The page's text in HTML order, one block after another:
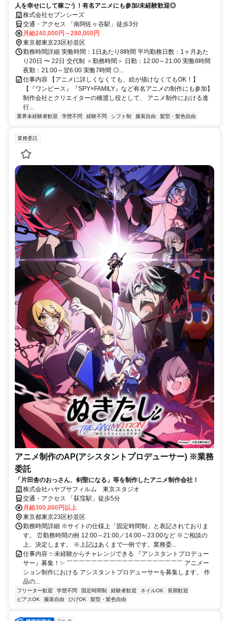
人を幸せにして稼ごう！有名アニメにも参加/未経験歓迎◎
株式会社セブンシーズ
交通・アクセス 「南阿佐ヶ谷駅」徒歩3分
月給240,000円～280,000円
東京都東京23区杉並区
勤務時間詳細 実働時間：1日あたり8時間 平均勤務日数：1ヶ月あた
り20日 〜 22日 交代制 ＜勤務時間＞ 日勤：12:00～21:00 実働8時間
夜勤：21:00～翌6:00 実働7時間 ◎...
仕事内容 【アニメに詳しくなくても、絵が描けなくてもOK！】
【『ワンピース』『SPY×FAMILY』など有名アニメの制作にも参加】
制作会社とクリエイターの橋渡し役として、 アニメ制作における進
行...
業界未経験者歓迎 学歴不問 経験不問 シフト制 服装自由 髪型・髪色自由
業務委託
アニメ制作のAP(アシスタントプロデューサー) ※業務
委託
「片田舎のおっさん、剣聖になる」等を制作したアニメ制作会社！
株式会社ハヤブサフィルム 東京スタジオ
交通・アクセス 「荻窪駅」徒歩5分
月給300,000円以上
東京都東京23区杉並区
勤務時間詳細 ※サイトの仕様上「固定時間制」と表記されておりま
す。 ⏰勤務時間の例 12:00～21:00／14:00～23:00など ※ご相談の
上、決定します。 ※上記はあくまで一例です。業務委...
仕事内容 ✨未経験からチャレンジできる 『アシスタントプロデュー
サー』募集！✨ ￣￣￣￣￣￣￣￣￣￣￣￣￣￣￣￣￣￣￣ アニメー
ション制作における アシスタントプロデューサーを募集します。 作
品の...
フリーター歓迎 学歴不問 固定時間制 経験者歓迎 ネイルOK
長期歓迎
ピアスOK
服装自由 ひげOK 髪型・髪色自由